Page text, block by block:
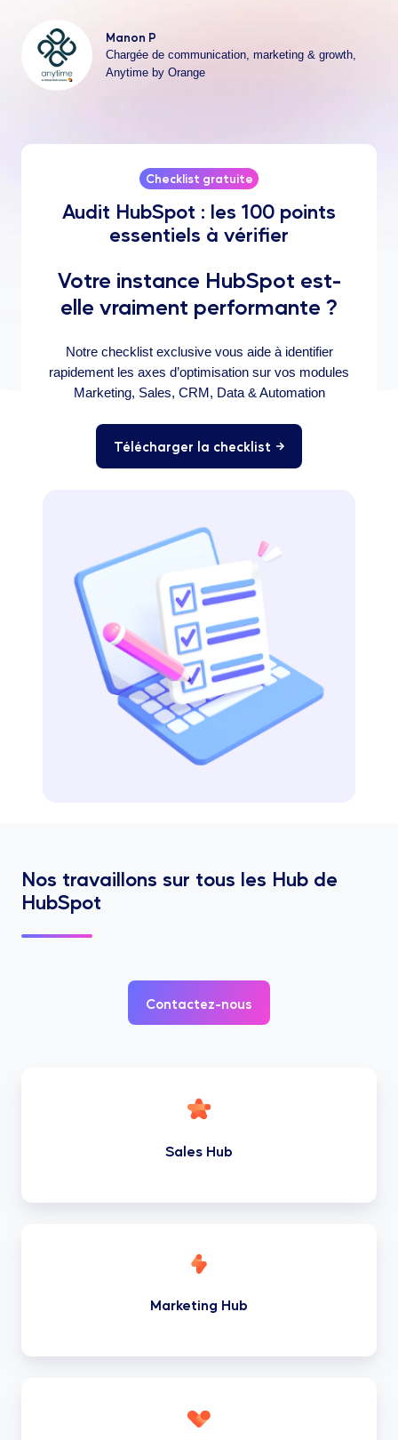
Manon P
Chargée de communication, marketing & growth,
Anytime by Orange
Checklist gratuite
Audit HubSpot : les 100 points
essentiels à vérifier
Votre instance HubSpot est-
elle vraiment performante ?
Notre checklist exclusive vous aide à identifier
rapidement les axes d’optimisation sur vos modules
Marketing, Sales, CRM, Data & Automation
Télécharger la checklist
Nos travaillons sur tous les Hub de
HubSpot
Contactez-nous
Sales Hub
Hub
Marketing Hub
Hub
Hub